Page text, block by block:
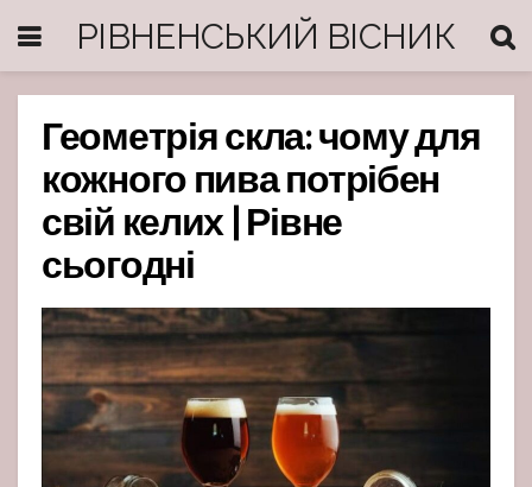
РІВНЕНСЬКИЙ ВІСНИК
Геометрія скла: чому для
кожного пива потрібен
свій келих | Рівне
сьогодні